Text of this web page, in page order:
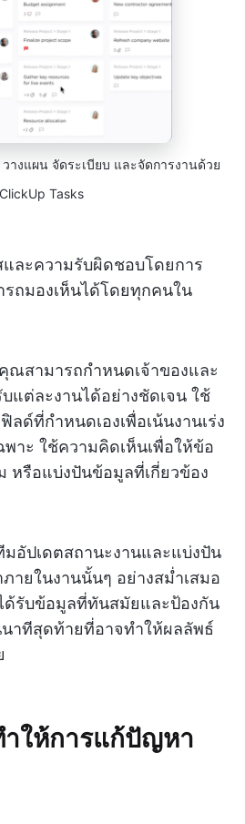
งแผน จัดระเบียบ และจัดการงานด้วย
ClickUp Tasks
และความรับผิดชอบโดยการ
ถมองเห็นได้โดยทุกคนใน
คุณสามารถกำหนดเจ้าของและ
แต่ละงานได้อย่างชัดเจน ใช้
ด์ที่กำหนดเองเพื่อเน้นงานเร่ง
าะ ใช้ความคิดเห็นเพื่อให้ข้อ
หรือแบ่งปันข้อมูลที่เกี่ยวข้อง
มอัปเดตสถานะงานและแบ่งปัน
ายในงานนั้นๆ อย่างสม่ำเสมอ
ด้รับข้อมูลที่ทันสมัยและป้องกัน
าทีสุดท้ายที่อาจทำให้ผลลัพธ์
ให้การแก้ปัญหา